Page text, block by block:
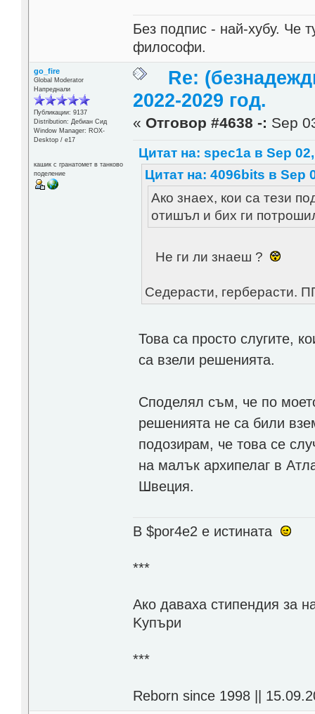
Без подпис - най-хубу. Че
философи.
go_fire
Global Moderator
Напреднали
Публикации: 9137
Distribution: Дебиан Сид
Window Manager: ROX-
Desktop / е17
кашик с гранатомет в танково
поделение
Re:
2022-2029 год.
« Отговор #4638 -: Sep
Цитат на: spec1a в Sep
Цитат на: 4096bits в Sep
Ако знаех, кои са тези
отишъл и бих ги
Не ги ли знаеш ?
Седерасти, герберасти.
Това са просто слугите,
са взели решенията.
Споделял съм, че по
решенията не са били
подозирам, че това се
на малък архипелаг в
Швеция.
В $por4e2 e истината
***
Aко даваха стипендия за
Kупъри
***
Reborn since 1998 ||